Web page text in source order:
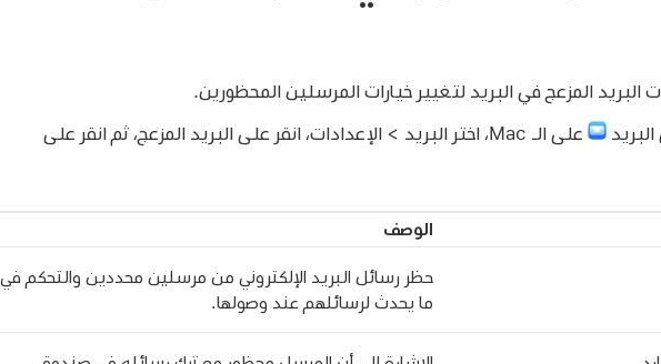
البريد المزعج في البريد لتغيير خيارات المرسلين المحظورين.
على الـ Mac، اختر البريد > الإعدادات، انقر على البريد المزعج، ثم انقر على
الوصف
حظر رسائل البريد الإلكتروني من مرسلين محددين والتحكم في
ما يحدث لرسائلهم عند وصولها.